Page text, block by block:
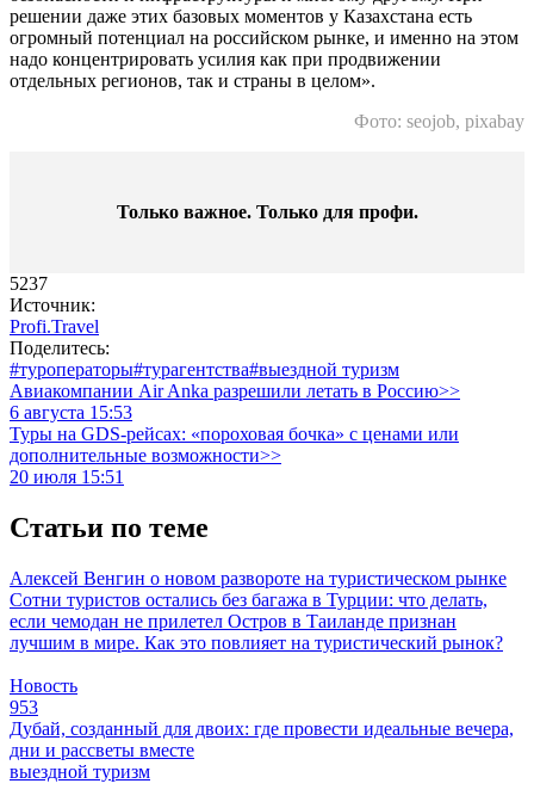
решении даже этих базовых моментов у Казахстана есть
огромный потенциал на российском рынке, и именно на этом
надо концентрировать усилия как при продвижении
отдельных регионов, так и страны в целом».
Фото: seojob, pixabay
Только важное. Только для профи.​
5237
Источник:
Profi.Travel
Поделитесь:
#туроператоры#турагентства#выездной туризм
Авиакомпании Air Anka разрешили летать в Россию>>
6 августа 15:53
Туры на GDS-рейсах: «пороховая бочка» с ценами или
дополнительные возможности>>
20 июля 15:51
Статьи по теме
Алексей Венгин о новом развороте на туристическом рынке
Сотни туристов остались без багажа в Турции: что делать,
если чемодан не прилетел Остров в Таиланде признан
лучшим в мире. Как это повлияет на туристический рынок?
Новость
953
Дубай, созданный для двоих: где провести идеальные вечера,
дни и рассветы вместе
выездной туризм